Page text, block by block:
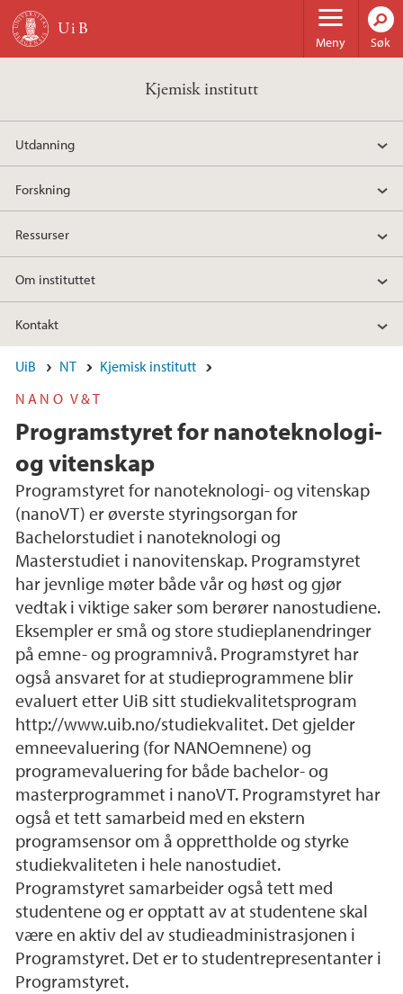
Hopp til hovedinnhold
Meny Søk
Kjemisk institutt
Utdanning
Forskning
Ressurser
Om instituttet
Kontakt
UiB NT
Kjemisk institutt
NANO V&T
Programstyret for nanoteknologi-
og vitenskap
Programstyret for nanoteknologi- og vitenskap
(nanoVT) er øverste styringsorgan for
Bachelorstudiet i nanoteknologi og
Masterstudiet i nanovitenskap. Programstyret
har jevnlige møter både vår og høst og gjør
vedtak i viktige saker som berører nanostudiene.
Eksempler er små og store studieplanendringer
på emne- og programnivå. Programstyret har
også ansvaret for at studieprogrammene blir
evaluert etter UiB sitt studiekvalitetsprogram
http://www.uib.no/studiekvalitet. Det gjelder
emneevaluering (for NANOemnene) og
programevaluering for både bachelor- og
masterprogrammet i nanoVT. Programstyret har
også et tett samarbeid med en ekstern
programsensor om å opprettholde og styrke
studiekvaliteten i hele nanostudiet.
Programstyret samarbeider også tett med
studentene og er opptatt av at studentene skal
være en aktiv del av studieadministrasjonen i
Programstyret. Det er to studentrepresentanter i
Programstyret.